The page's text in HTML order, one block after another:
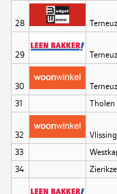
28
29
30
31
Tholen
32
33
34